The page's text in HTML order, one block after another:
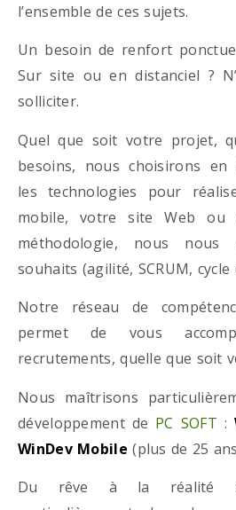
l’ensemble de ces sujets.
Un besoin de renfort
Sur site ou en distanciel ?
solliciter.
Quel que soit votre projet,
besoins, nous choisirons en
les technologies pour
mobile, votre site Web ou
méthodologie, nous nous
souhaits (agilité, SCRUM, cycle
Notre réseau de
permet de vous
recrutements, quelle que soit
Nous maîtrisons
développement de PC SOFT :
WinDev Mobile (plus de 25
Du rêve à la réalité :